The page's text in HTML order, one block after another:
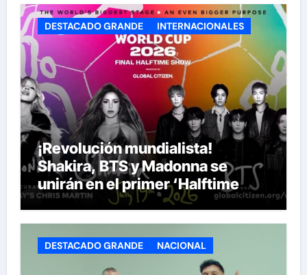
DESTACADO GRANDE INTERNACIONALES
¡Revolución mundialista!
Shakira, BTS y Madonna se
unirán en el primer ‘Halftime
Show’ de la historia del Mundial
DESTACADO GRANDE NACIONAL